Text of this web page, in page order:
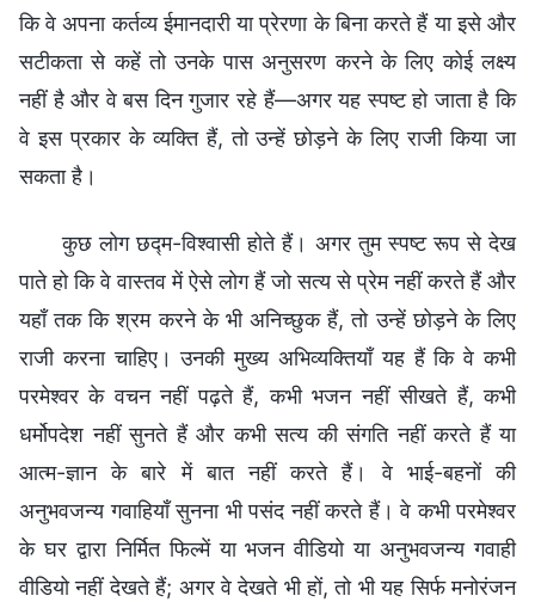
कि वे अपना कर्तव्य ईमानदारी या प्रेरणा के बिना करते हैं या इसे और
सटीकता से कहें तो उनके पास अनुसरण करने के लिए कोई लक्ष्य
नहीं है और वे बस दिन गुजार रहे हैं—अगर यह स्पष्ट हो जाता है कि
वे इस प्रकार के व्यक्ति हैं, तो उन्हें छोड़ने के लिए राजी किया जा
सकता है।
कुछ लोग छद्म-विश्वासी होते हैं। अगर तुम स्पष्ट रूप से देख
पाते हो कि वे वास्तव में ऐसे लोग हैं जो सत्य से प्रेम नहीं करते हैं और
यहाँ तक कि श्रम करने के भी अनिच्छुक हैं, तो उन्हें छोड़ने के लिए
राजी करना चाहिए। उनकी मुख्य अभिव्यक्तियाँ यह हैं कि वे कभी
परमेश्वर के वचन नहीं पढ़ते हैं, कभी भजन नहीं सीखते हैं, कभी
धर्मोपदेश नहीं सुनते हैं और कभी सत्य की संगति नहीं करते हैं या
आत्म-ज्ञान के बारे में बात नहीं करते हैं। वे भाई-बहनों की
अनुभवजन्य गवाहियाँ सुनना भी पसंद नहीं करते हैं। वे कभी परमेश्वर
के घर द्वारा निर्मित फिल्में या भजन वीडियो या अनुभवजन्य गवाही
वीडियो नहीं देखते हैं; अगर वे देखते भी हों, तो भी यह सिर्फ मनोरंजन